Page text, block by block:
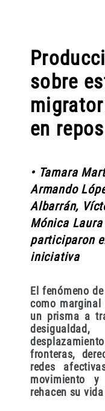
sobre
en
• Tamara
Armando
Albarrán,
Mónica
participaron
iniciativa
El fenómeno
como marginal
un prisma a
fronteras,
redes
movimiento
rehacen su